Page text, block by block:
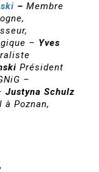
–Membre
– Yves
Président
–
Justyna Schulz
Poznan,